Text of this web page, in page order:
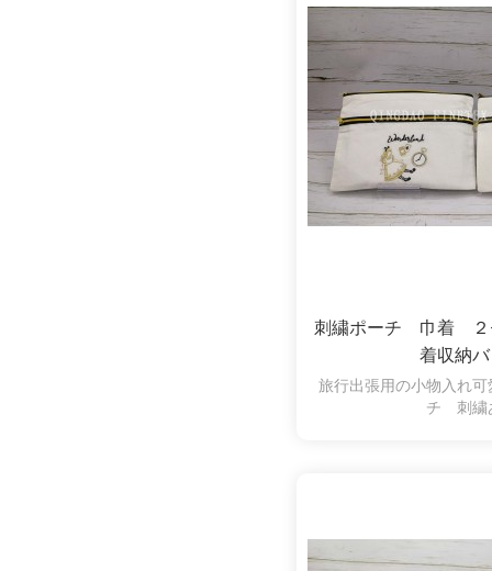
刺繍ポーチ 巾着 ２
着収納
旅行出張用の小物入れ
チ 刺繍